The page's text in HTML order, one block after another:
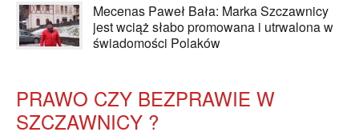
Mecenas Paweł Bała: Marka Szczawnicy
jest wciąż słabo promowana i utrwalona w
świadomości Polaków
PRAWO CZY BEZPRAWIE W
SZCZAWNICY ?